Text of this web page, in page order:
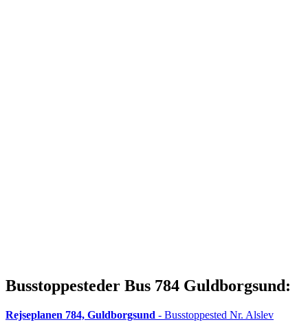
Busstoppesteder Bus 784 Guldborgsund:
Rejseplanen 784, Guldborgsund - Busstoppested Nr. Alslev